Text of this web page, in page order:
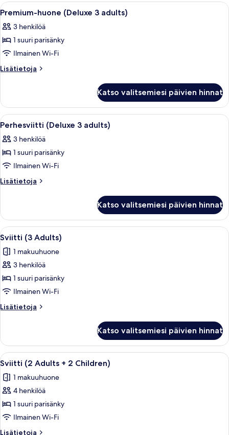
Avaa
kaikki
huonetyypin
Premium-
huone
(Deluxe
kuvat
Moderni hotellihuone, jossa on
6
Premium-huone (Deluxe 3 adults)
3 henkilöä
1 suuri parisänky
Ilmainen Wi-Fi
Lisätietoja
Lisätietoja
(Deluxe
adults)
Katso valitsemiesi päivien hinnat
Avaa
kaikki
huonetyypin
Perhesviitti
(Deluxe
3
Moderni hotellihuone, jossa on
6
Perhesviitti (Deluxe 3 adults)
3 henkilöä
1 suuri parisänky
Ilmainen Wi-Fi
Lisätietoja
Lisätietoja
3
adults)
Katso valitsemiesi päivien hinnat
Avaa
kaikki
huonetyypin
Sviitti
(3
Adults)
kuvat
Hotellihuone, jossa on sänky,
4
Sviitti (3 Adults)
1 makuuhuone
3 henkilöä
1 suuri parisänky
Ilmainen Wi-Fi
Lisätietoja
Lisätietoja
Adults)
Katso valitsemiesi päivien hinnat
Avaa
kaikki
huonetyypin
Sviitti
(2
Adults
+
Hotellihuone, jossa on sänky,
4
Sviitti (2 Adults + 2 Children)
1 makuuhuone
4 henkilöä
1 suuri parisänky
Ilmainen Wi-Fi
Lisätietoja
Lisätietoja